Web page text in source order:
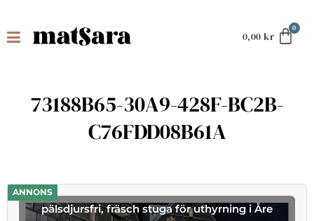
0,00 kr
73188B65-30A9-428F-BC2B-
C76FDD08B61A
ANNONS
pälsdjursfri, fräsch stuga för uthyrning i Åre